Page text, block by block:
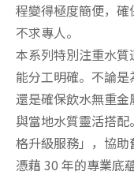
程變得極度簡便，
不求專人。
本系列特別注重水
能分工明確。不論是
還是確保飲水無重
與當地水質靈活搭
格升級服務」，協助
憑藉 30 年的專業底